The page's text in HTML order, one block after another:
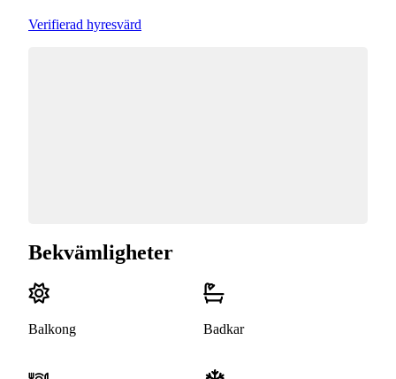
Verifierad hyresvärd
Bekvämligheter
Balkong Badkar